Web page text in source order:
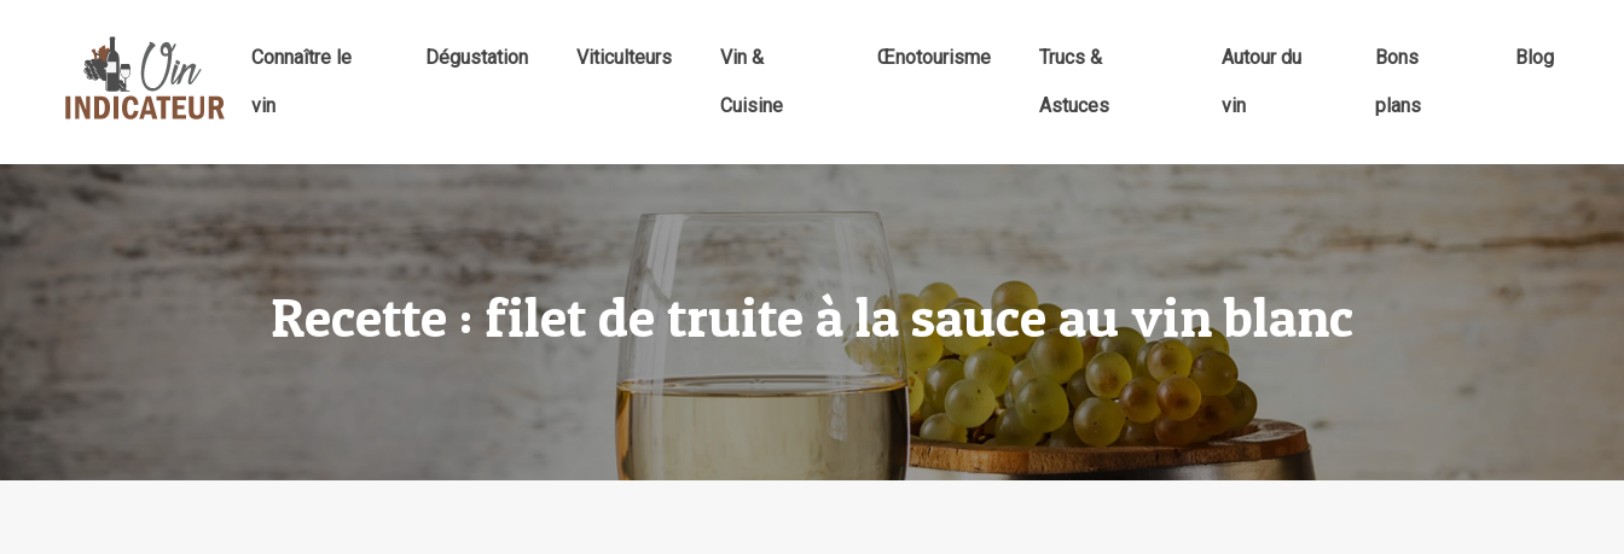
Connaître le
vin
Dégustation Viticulteurs Vin &
Cuisine
Œnotourisme Trucs &
Astuces
Autour du
vin
Bons
plans
Blog
Recette : filet de truite à la sauce au vin blanc